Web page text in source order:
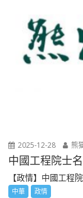
2025-12-28 熊
中國工程院士
【政情】中國工程
中華 政情